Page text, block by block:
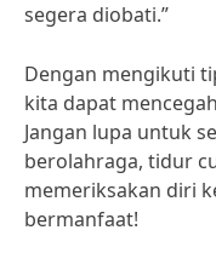
segera diobati.”
Dengan mengikuti
kita dapat
Jangan lupa untuk
berolahraga, tidur
memeriksakan diri
bermanfaat!